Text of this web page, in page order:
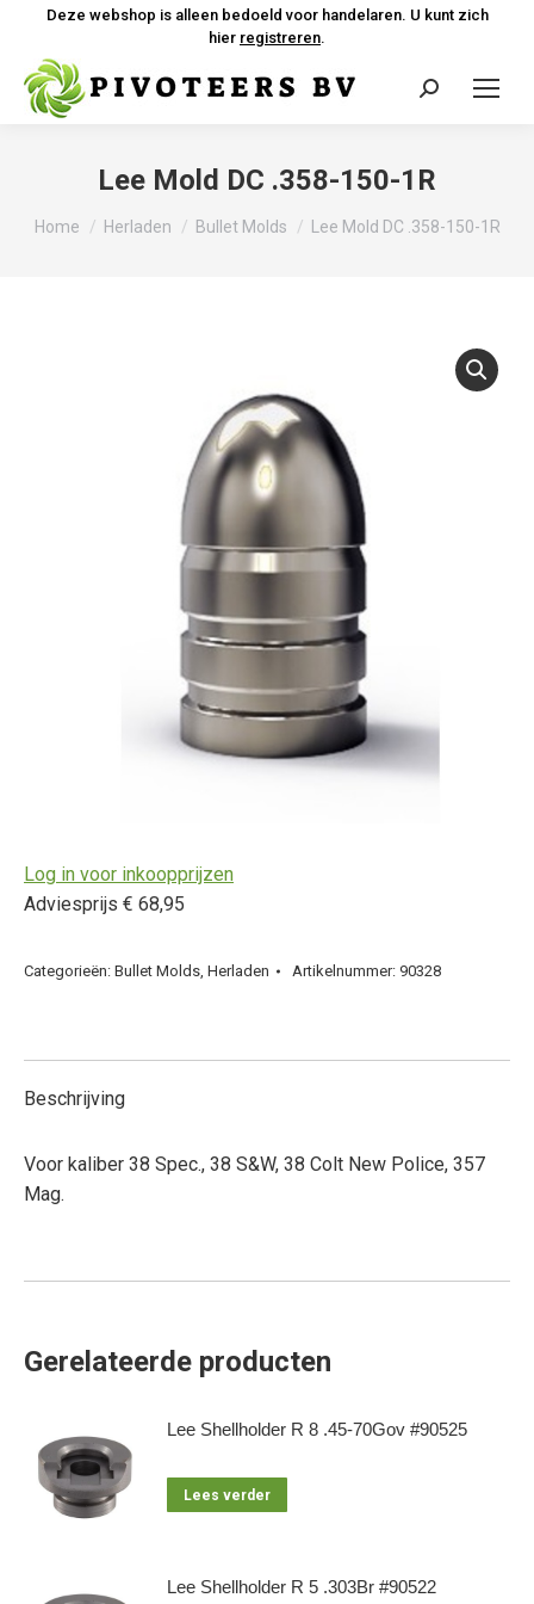
Deze webshop is alleen bedoeld voor handelaren. U kunt zich
hier registreren.
Zoeken:
Lee Mold DC .358-150-1R
Je bent hier:
Home Herladen Bullet Molds Lee Mold DC .358-150-1R
Log in voor inkoopprijzen
Adviesprijs € 68,95
Categorieën: Bullet Molds, Herladen Artikelnummer: 90328
Beschrijving
Voor kaliber 38 Spec., 38 S&W, 38 Colt New Police, 357
Mag.
Gerelateerde producten
Lee Shellholder R 8 .45-70Gov #90525
Lees verder
Lee Shellholder R 5 .303Br #90522